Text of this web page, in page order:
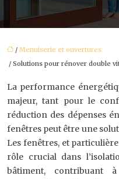
/ Menuiserie et ouvertures
/ Solutions pour rénover double
La performance
majeur, tant pour le
réduction des dépenses
fenêtres peut être une
Les fenêtres, et
rôle crucial dans
bâtiment, contribuant